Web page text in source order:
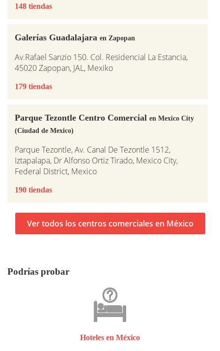
148 tiendas
Galerías Guadalajara en Zapopan
Av.Rafael Sanzio 150. Col. Residencial La Estancia,
45020 Zapopan, JAL, Mexiko
179 tiendas
Parque Tezontle Centro Comercial en Mexico City
(Ciudad de Mexico)
Parque Tezontle, Av. Canal De Tezontle 1512,
Iztapalapa, Dr Alfonso Ortiz Tirado, Mexico City,
Federal District, Mexico
190 tiendas
Ver todos los centros comerciales en México
Podrías probar
Hoteles en México